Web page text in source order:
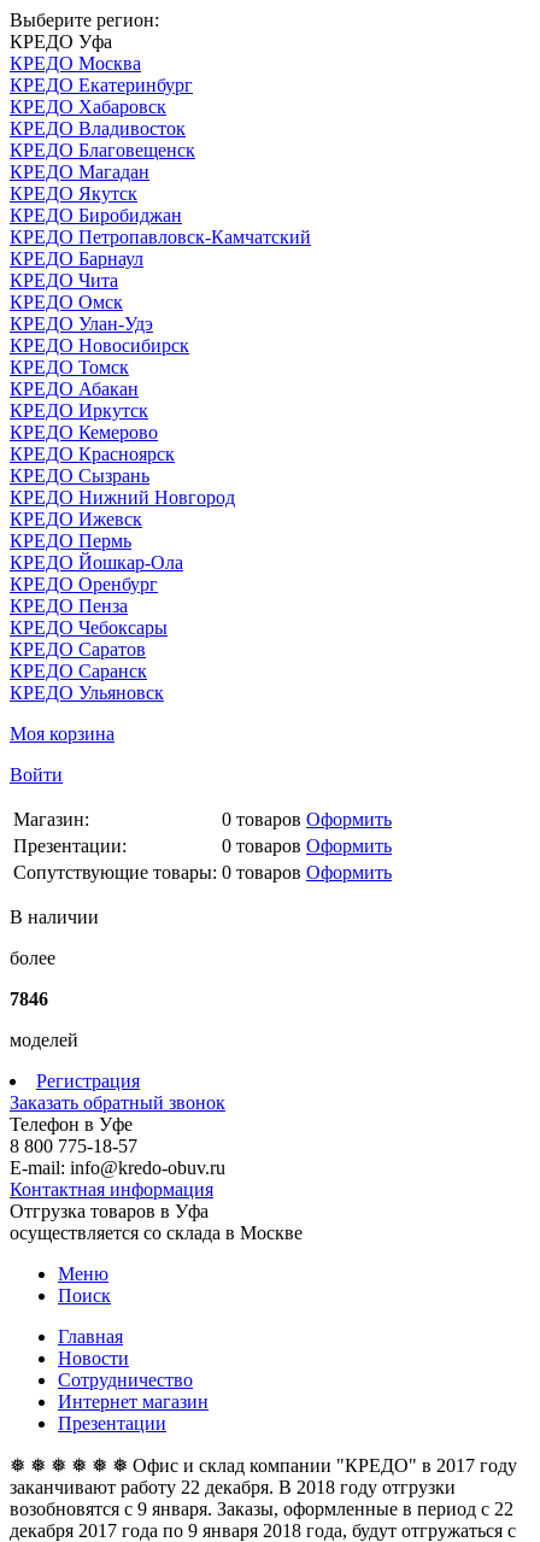
Выберите регион:
КРЕДО Уфа
КРЕДО Москва
КРЕДО Екатеринбург
КРЕДО Хабаровск
КРЕДО Владивосток
КРЕДО Благовещенск
КРЕДО Магадан
КРЕДО Якутск
КРЕДО Биробиджан
КРЕДО Петропавловск-Камчатский
КРЕДО Барнаул
КРЕДО Чита
КРЕДО Омск
КРЕДО Улан-Удэ
КРЕДО Новосибирск
КРЕДО Томск
КРЕДО Абакан
КРЕДО Иркутск
КРЕДО Кемерово
КРЕДО Красноярск
КРЕДО Сызрань
КРЕДО Нижний Новгород
КРЕДО Ижевск
КРЕДО Пермь
КРЕДО Йошкар-Ола
КРЕДО Оренбург
КРЕДО Пенза
КРЕДО Чебоксары
КРЕДО Саратов
КРЕДО Саранск
КРЕДО Ульяновск
Моя корзина
Войти
Магазин: 0 товаров Оформить
Презентации:
0 товаров Оформить
Сопутствующие товары: 0 товаров Оформить
В наличии
более
7846
моделей
Регистрация
Заказать обратный звонок
Телефон в Уфе
8 800 775-18-57
E-mail: info@kredo-obuv.ru
Контактная информация
Отгрузка товаров в Уфа
осуществляется со склада в Москве
Меню
Поиск
Главная
Новости
Сотрудничество
Интернет магазин
Презентации
❅ ❅ ❅ ❅ ❅ ❅ Офис и склад компании "КРЕДО" в 2017 году
заканчивают работу 22 декабря. В 2018 году отгрузки
возобновятся с 9 января. Заказы, оформленные в период с 22
декабря 2017 года по 9 января 2018 года, будут отгружаться с